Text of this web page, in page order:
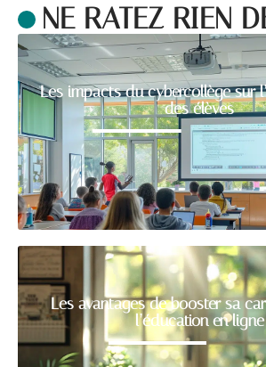
NE RATEZ RIEN
Les impacts du cybercollège sur
des élèves
Les avantages de booster sa
l’éducation en ligne